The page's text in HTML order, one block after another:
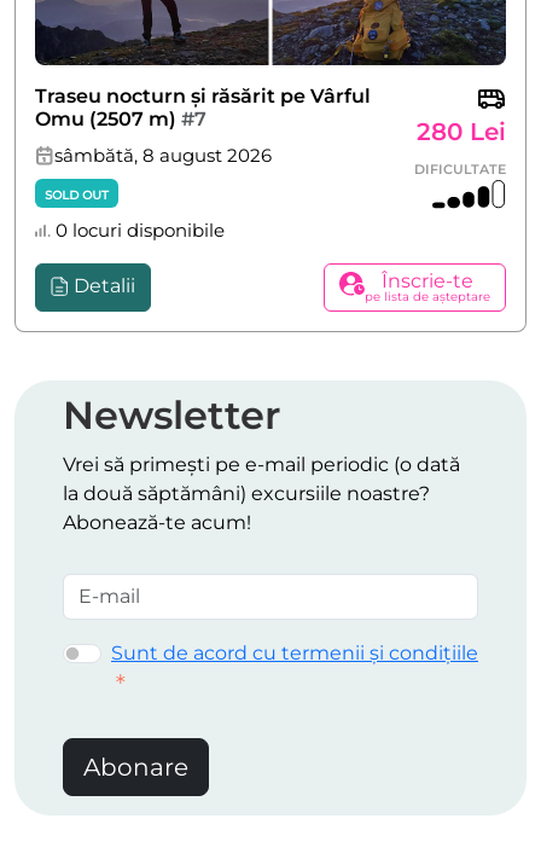
Traseu nocturn și răsărit pe Vârful
Omu (2507 m) #7
sâmbătă, 8 august 2026
SOLD OUT
0 locuri disponibile
280 Lei
DIFICULTATE
Detalii Înscrie-te
pe lista de așteptare
Newsletter
Vrei să primești pe e-mail periodic (o dată
la două săptămâni) excursiile noastre?
Abonează-te acum!
Sunt de acord cu termenii și condițiile
Abonare